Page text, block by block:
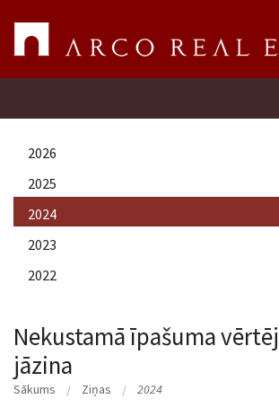
Meklēt īpašumu
Novērtēt īpašumu
Uzņēmums
Pakalpojumi
Kontakti
2026
2025
2024
2023
2022
Nekustamā īpašuma
jāzina
Sākums Ziņas 2024